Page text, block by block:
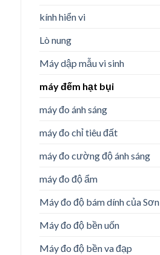
kính hiển vi
Lò nung
Máy dập mẫu vi sinh
máy đếm hạt bụi
máy đo ánh sáng
máy đo chỉ tiêu đất
máy đo cường độ ánh sáng
máy đo độ ẩm
Máy đo độ bám dính của Sơn
Máy đo độ bền uốn
Máy đo độ bền va đạp